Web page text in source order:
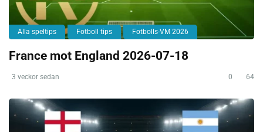
Alla speltips Fotboll tips Fotbolls-VM 2026
France mot England 2026-07-18
3 veckor sedan 0 64